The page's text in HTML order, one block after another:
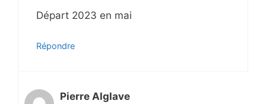
Départ 2023 en mai
Répondre
Pierre Alglave